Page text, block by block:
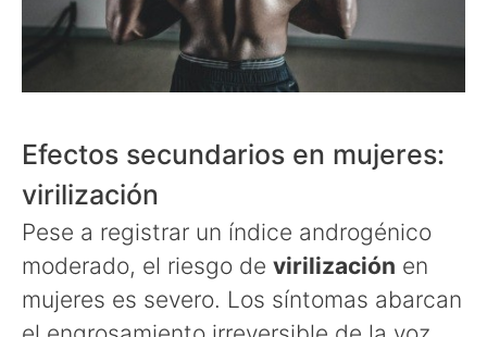
Efectos secundarios en mujeres:
virilización
Pese a registrar un índice androgénico
moderado, el riesgo de virilización en
mujeres es severo. Los síntomas abarcan